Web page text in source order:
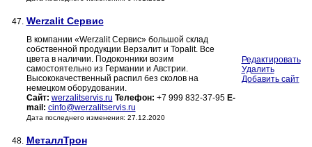
47. Werzalit Сервис
В компании «Werzalit Сервис» большой склад
собственной продукции Верзалит и Topalit. Все
цвета в наличии. Подоконники возим
самостоятельно из Германии и Австрии.
Высококачественный распил без сколов на
немецком оборудовании.
Сайт: werzalitservis.ru Телефон: +7 999 832-37-95 E-
mail: cinfo@werzalitservis.ru
Дата последнего изменения: 27.12.2020
Редактировать
Удалить
Добавить сайт
48. МеталлТрон